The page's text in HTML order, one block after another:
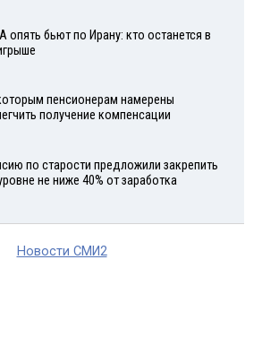
опять бьют по Ирану: кто останется в
пенсионерам намерены
получение компенсации
по старости предложили закрепить
не ниже 40% от заработка
Новости СМИ2